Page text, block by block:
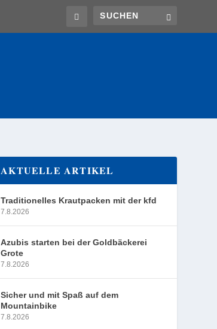
AKTUELLE ARTIKEL
Traditionelles Krautpacken mit der kfd
7.8.2026
Azubis starten bei der Goldbäckerei
Grote
7.8.2026
Sicher und mit Spaß auf dem
Mountainbike
7.8.2026